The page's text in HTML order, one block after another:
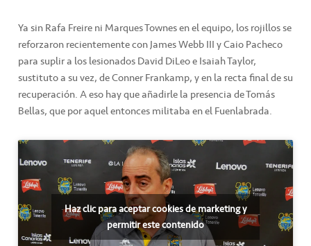
Ya sin Rafa Freire ni Marques Townes en el equipo, los rojillos se
reforzaron recientemente con James Webb III y Caio Pacheco
para suplir a los lesionados David DiLeo e Isaiah Taylor,
sustituto a su vez, de Conner Frankamp, y en la recta final de su
recuperación. A eso hay que añadirle la presencia de Tomás
Bellas, que por aquel entonces militaba en el Fuenlabrada.
Haz clic para aceptar cookies de marketing y
permitir este contenido